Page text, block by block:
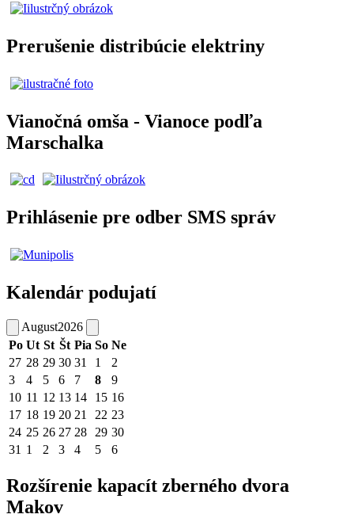
Prerušenie distribúcie elektriny
Vianočná omša - Vianoce podľa
Marschalka
Prihlásenie pre odber SMS správ
Kalendár podujatí
August2026
Po Ut St Št Pia So Ne
27 28 29 30 31 1
2
3
4 5 6 7 8
9
10 11 12 13 14 15 16
17 18 19 20 21 22 23
24 25 26 27 28 29 30
31 1 2 3 4 5 6
Rozšírenie kapacít zberného dvora
Makov